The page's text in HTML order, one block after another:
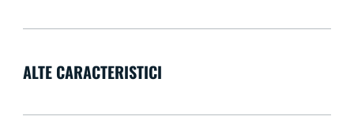
ALTE CARACTERISTICI